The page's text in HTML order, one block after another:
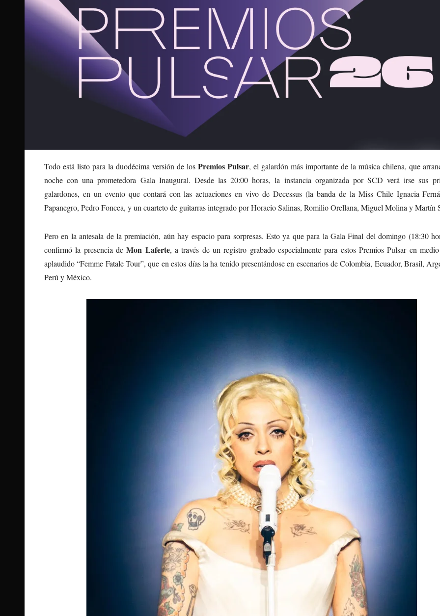
Todo está listo para la duodécima versión de los Premios Pulsar, el galardón más importante de la música chilena, que
noche con una prometedora Gala Inaugural. Desde las 20:00 horas, la instancia organizada por SCD verá irse sus
galardones, en un evento que contará con las actuaciones en vivo de Decessus (la banda de la Miss Chile Ignacia
Papanegro, Pedro Foncea, y un cuarteto de guitarras integrado por Horacio Salinas, Romilio Orellana, Miguel Molina y Martín
Pero en la antesala de la premiación, aún hay espacio para sorpresas. Esto ya que para la Gala Final del domingo (18:30
confirmó la presencia deMon Laferte, a través de un registro grabado especialmente para estos Premios Pulsar en
aplaudido “Femme Fatale Tour”, que en estos días la ha tenido presentándose en escenarios de Colombia, Ecuador, Brasil,
Perú y México.